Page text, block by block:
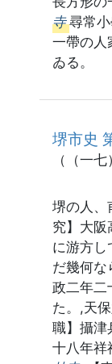
寺 尋常
一帶の人
ゐる。
堺市史
（（一
堺の人、
究】大阪
に游方し
だ幾何な
政二年二
た。,天
職】攝津
十八年祥